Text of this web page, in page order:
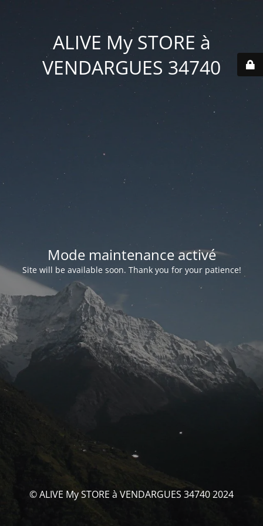
ALIVE My STORE à
VENDARGUES 34740
Mode maintenance activé
Site will be available soon. Thank you for your patience!
© ALIVE My STORE à VENDARGUES 34740 2024